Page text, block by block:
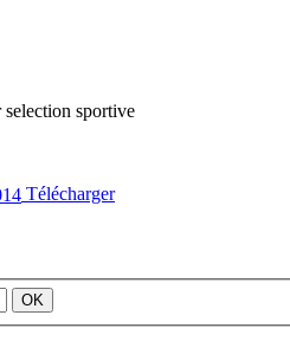
sportive
Télécharger